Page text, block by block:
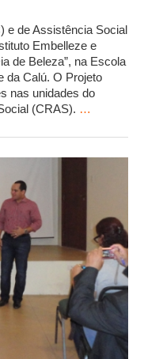
e de Assistência Social
Embelleze e
de Beleza”, na Escola
da Calú. O Projeto
nas unidades do
(CRAS). …